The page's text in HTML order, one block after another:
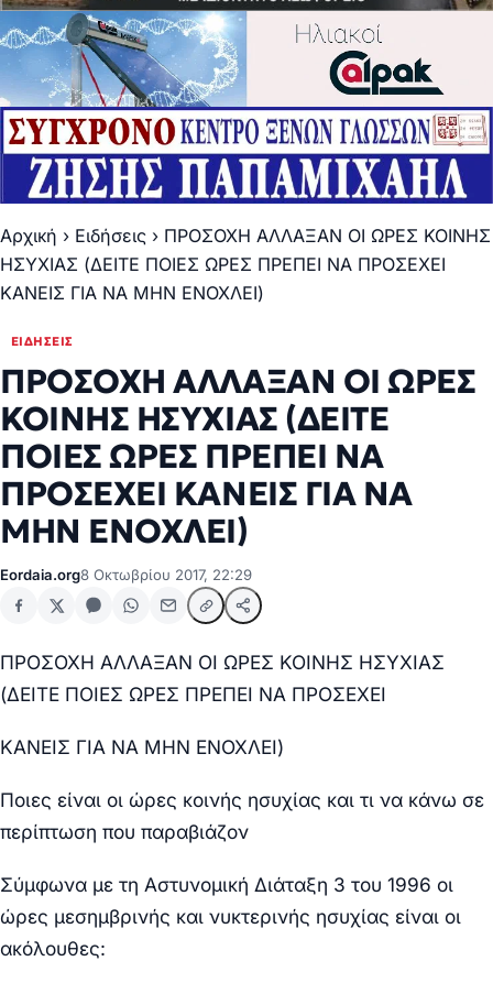
Αρχική › Ειδήσεις › ΠΡΟΣΟΧΗ ΑΛΛΑΞΑΝ ΟΙ ΩΡΕΣ ΚΟΙΝΗΣ
ΗΣΥΧΙΑΣ (ΔΕΙΤΕ ΠΟΙΕΣ ΩΡΕΣ ΠΡΕΠΕΙ ΝΑ ΠΡΟΣΕΧΕΙ
ΚΑΝΕΙΣ ΓΙΑ ΝΑ ΜΗΝ ΕΝΟΧΛΕΙ)
ΕΙΔΉΣΕΙΣ
ΠΡΟΣΟΧΗ ΑΛΛΑΞΑΝ ΟΙ ΩΡΕΣ
ΚΟΙΝΗΣ ΗΣΥΧΙΑΣ (ΔΕΙΤΕ
ΠΟΙΕΣ ΩΡΕΣ ΠΡΕΠΕΙ ΝΑ
ΠΡΟΣΕΧΕΙ ΚΑΝΕΙΣ ΓΙΑ ΝΑ
ΜΗΝ ΕΝΟΧΛΕΙ)
Eordaia.org8 Οκτωβρίου 2017, 22:29
ΠΡΟΣΟΧΗ ΑΛΛΑΞΑΝ ΟΙ ΩΡΕΣ ΚΟΙΝΗΣ ΗΣΥΧΙΑΣ
(ΔΕΙΤΕ ΠΟΙΕΣ ΩΡΕΣ ΠΡΕΠΕΙ ΝΑ ΠΡΟΣΕΧΕΙ
ΚΑΝΕΙΣ ΓΙΑ ΝΑ ΜΗΝ ΕΝΟΧΛΕΙ)
Ποιες είναι οι ώρες κοινής ησυχίας και τι να κάνω σε
περίπτωση που παραβιάζον
Σύμφωνα με τη Αστυνομική Διάταξη 3 του 1996 οι
ώρες μεσημβρινής και νυκτερινής ησυχίας είναι οι
ακόλουθες: